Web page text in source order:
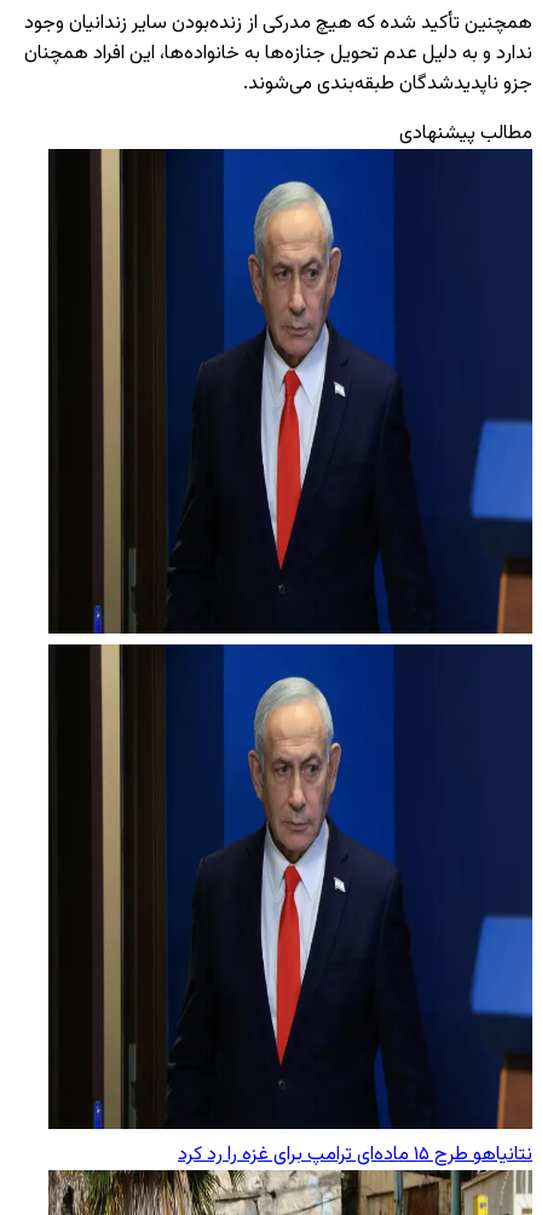
همچنین تأکید شده که هیچ مدرکی از زنده‌بودن سایر زندانیان وجود
ندارد و به دلیل عدم تحویل جنازه‌ها به خانواده‌ها، این افراد همچنان
جزو ناپدیدشدگان طبقه‌بندی می‌شوند.
مطالب پیشنهادی
نتانیاهو طرح ۱۵ ماده‌ای ترامپ برای غزه را رد کرد